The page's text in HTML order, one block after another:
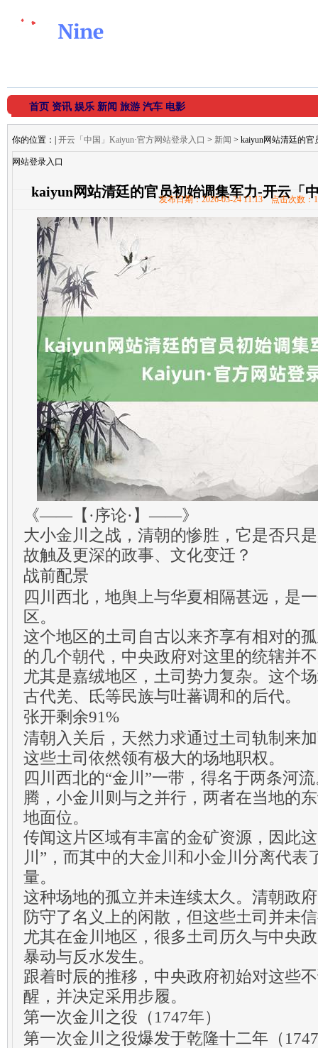
首页 资讯 娱乐 新闻 旅游 汽车 电影
你的位置： 开云「中国」Kaiyun·官方网站登录入口 > 新闻 > kaiyun网站清廷的
网站登录入口
kaiyun网站清廷的官员初始调集军力-开云「
发布日期：2026-03-24 11:13 点击次数：
《——【·序论·】——》
大小金川之战，清朝的惨胜，它是否只
故触及更深的政事、文化变迁？
战前配景
四川西北，地舆上与华夏相隔甚远，是
区。
这个地区的土司自古以来齐享有相对的
的几个朝代，中央政府对这里的统辖并
尤其是嘉绒地区，土司势力复杂。这个
古代羌、氐等民族与吐蕃调和的后代。
张开剩余91%
清朝入关后，天然力求通过土司轨制来
这些土司依然领有极大的场地职权。
四川西北的“金川”一带，得名于两条河
腾，小金川则与之并行，两者在当地的
地面位。
传闻这片区域有丰富的金矿资源，因此
川”，而其中的大金川和小金川分离代表
量。
这种场地的孤立并未连续太久。清朝政
防守了名义上的闲散，但这些土司并未
尤其在金川地区，很多土司历久与中央
暴动与反水发生。
跟着时辰的推移，中央政府初始对这些
醒，并决定采用步履。
第一次金川之役（1747年）
第一次金川之役爆发于乾隆十二年（